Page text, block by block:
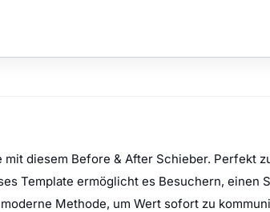
diesem Before & After Schieber. Perfekt
Template ermöglicht es Besuchern, einen
Methode, um Wert sofort zu